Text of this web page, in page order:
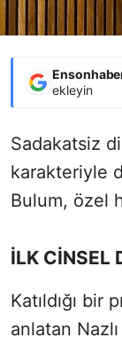
ekleyin
Sadakatsiz
karakteriyle
Bulum, özel
İLK CİNSEL
Katıldığı
anlatan